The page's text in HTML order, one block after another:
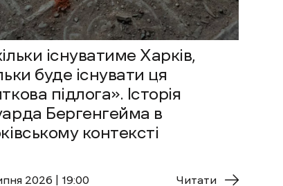
існуватиме Харків,
буде існувати ця
підлога». Історія
Бергенгейма в
контексті
2026 | 19:00 Читати